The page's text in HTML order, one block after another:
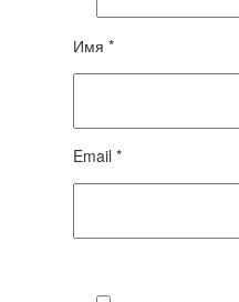
Имя *
Email *